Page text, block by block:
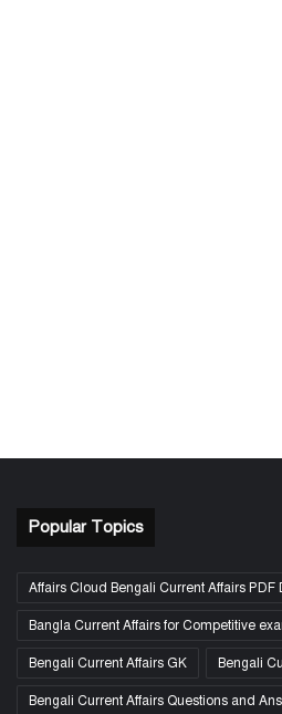
Popular Topics
Affairs Cloud Bengali Current Affairs PDF
Bangla Current Affairs for Competitive
Bengali Current Affairs GK Bengali
Bengali Current Affairs Questions and